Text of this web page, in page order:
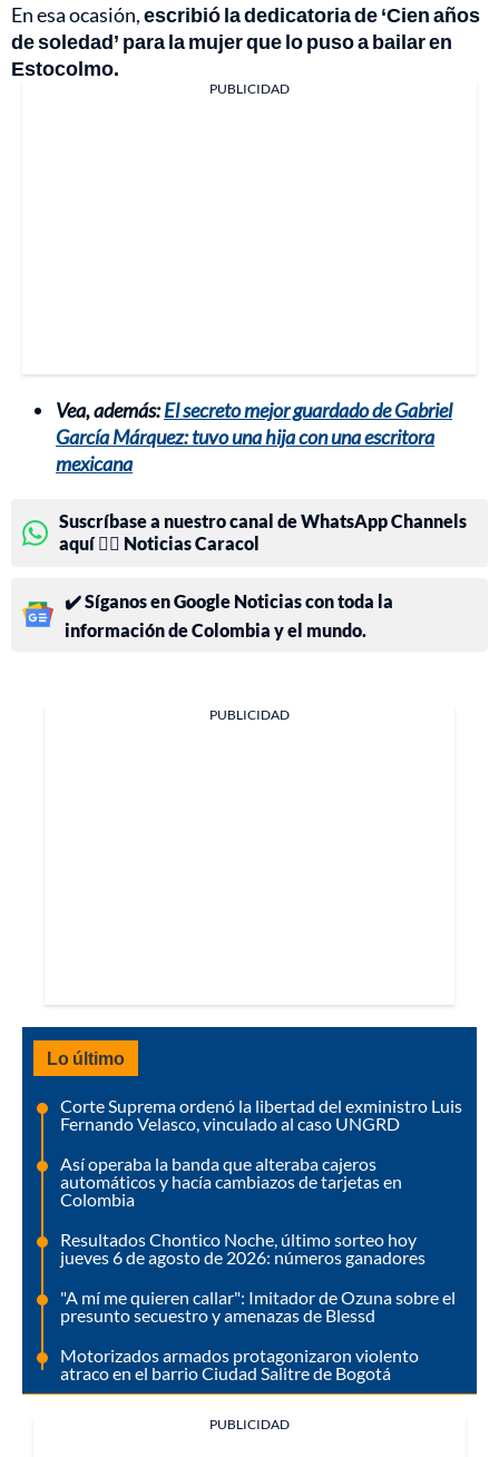
En esa ocasión,escribió la dedicatoria de ‘Cien años
de soledad’ para la mujer que lo puso a bailar en
Estocolmo.
PUBLICIDAD
Vea, además:El secreto mejor guardado de Gabriel
García Márquez: tuvo una hija con una escritora
mexicana
Suscríbase a nuestro canal de WhatsApp Channels
aquí 👉🏻 Noticias Caracol
✔️ Síganos en Google Noticias con toda la
información de Colombia y el mundo.
PUBLICIDAD
Lo último
Corte Suprema ordenó la libertad del exministro Luis
Fernando Velasco, vinculado al caso UNGRD
Así operaba la banda que alteraba cajeros
automáticos y hacía cambiazos de tarjetas en
Colombia
Resultados Chontico Noche, último sorteo hoy
jueves 6 de agosto de 2026: números ganadores
"A mí me quieren callar": Imitador de Ozuna sobre el
presunto secuestro y amenazas de Blessd
Motorizados armados protagonizaron violento
atraco en el barrio Ciudad Salitre de Bogotá
PUBLICIDAD